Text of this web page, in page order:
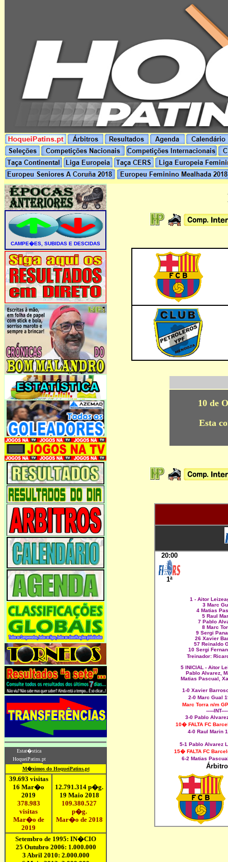
10 de
Esta
20:00
1ª
1 - Aitor
3 Marc
4 Matias
5 Raul
7 Pablo
8 Marc
9 Sergi
26 Xavier
57 Reinaldo
10 Sergi
Treinador:
5 INICIAL - Aitor
Pablo Alvarez,
Matias Pascual,
1-0 Xavier
2-0 Marc Gual
Marc Torra n/m
-----
3-0 Pablo
10� FALTA FC
4-0 Raul Marin
5-1 Pablo Alvarez
15� FALTA FC
6-2 Matias